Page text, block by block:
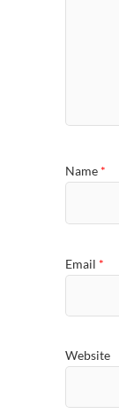
Name *
Email *
Website